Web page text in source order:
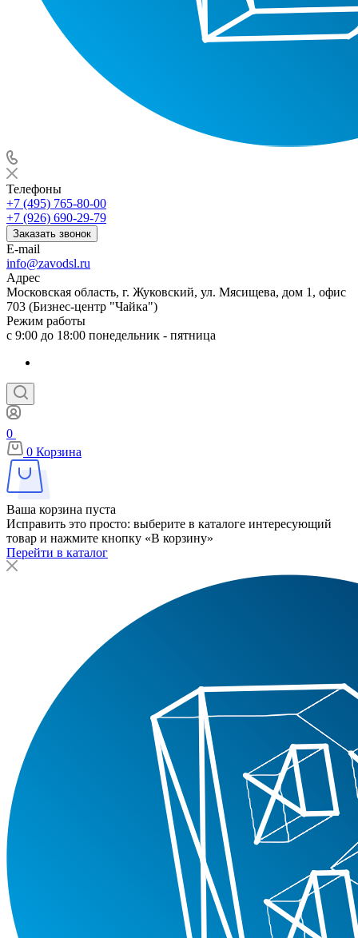
Телефоны
+7 (495) 765-80-00
+7 (926) 690-29-79
Заказать звонок
E-mail
info@zavodsl.ru
Адрес
Московская область, г. Жуковский, ул. Мясищева, дом 1, офис
703 (Бизнес-центр "Чайка")
Режим работы
с 9:00 до 18:00 понедельник - пятница
0
0 Корзина
Ваша корзина пуста
Исправить это просто: выберите в каталоге интересующий
товар и нажмите кнопку «В корзину»
Перейти в каталог